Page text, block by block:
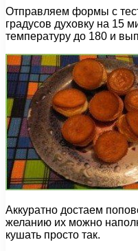
Отправляем формы с
градусов духовку на 15
температуру до 180 и
Аккуратно достаем
желанию их можно
кушать просто так.